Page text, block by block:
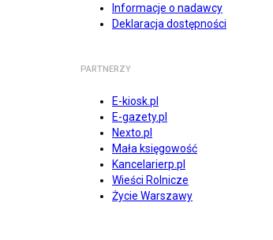
Informacje o nadawcy
Deklaracja dostępności
PARTNERZY
E-kiosk.pl
E-gazety.pl
Nexto.pl
Mała księgowość
Kancelarierp.pl
Wieści Rolnicze
Życie Warszawy